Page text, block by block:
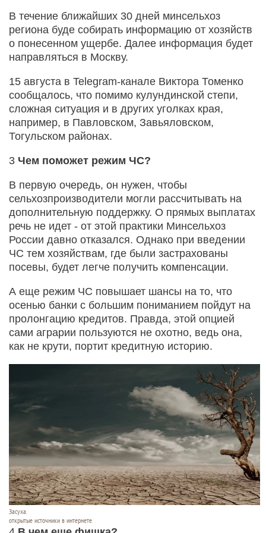
В течение ближайших 30 дней минсельхоз
региона буде собирать информацию от хозяйств
о понесенном ущербе. Далее информация будет
направляться в Москву.
15 августа в Telegram-канале Виктора Томенко
сообщалось, что помимо кулундинской степи,
сложная ситуация и в других уголках края,
например, в Павловском, Завьяловском,
Тогульском районах.
3 Чем поможет режим ЧС?
В первую очередь, он нужен, чтобы
сельхозпроизводители могли рассчитывать на
дополнительную поддержку. О прямых выплатах
речь не идет - от этой практики Минсельхоз
России давно отказался. Однако при введении
ЧС тем хозяйствам, где были застрахованы
посевы, будет легче получить компенсации.
А еще режим ЧС повышает шансы на то, что
осенью банки с большим пониманием пойдут на
пролонгацию кредитов. Правда, этой опцией
сами аграрии пользуются не охотно, ведь она,
как не крути, портит кредитную историю.
Засуха.
открытые источники в интернете